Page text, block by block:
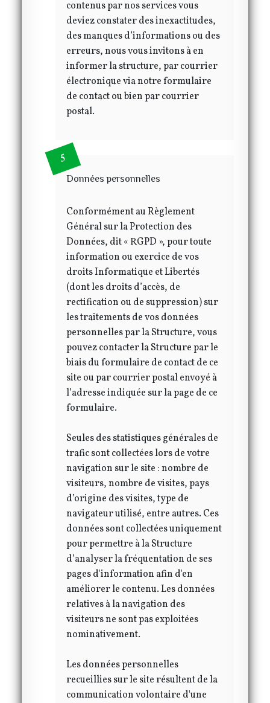
contenus par nos services vous
deviez constater des inexactitudes,
des manques d’informations ou des
erreurs, nous vous invitons à en
informer la structure, par courrier
électronique via notre formulaire
de contact ou bien par courrier
postal.
Données personnelles
Conformément au Règlement
Général sur la Protection des
Données, dit « RGPD », pour toute
information ou exercice de vos
droits Informatique et Libertés
(dont les droits d’accès, de
rectification ou de suppression) sur
les traitements de vos données
personnelles par la Structure, vous
pouvez contacter la Structure par le
biais du formulaire de contact de ce
site ou par courrier postal envoyé à
l’adresse indiquée sur la page de ce
formulaire.
Seules des statistiques générales de
trafic sont collectées lors de votre
navigation sur le site : nombre de
visiteurs, nombre de visites, pays
d’origine des visites, type de
navigateur utilisé, entre autres. Ces
données sont collectées uniquement
pour permettre à la Structure
d’analyser la fréquentation de ses
pages d'information afin d'en
améliorer le contenu. Les données
relatives à la navigation des
visiteurs ne sont pas exploitées
nominativement.
Les données personnelles
recueillies sur le site résultent de la
communication volontaire d'une